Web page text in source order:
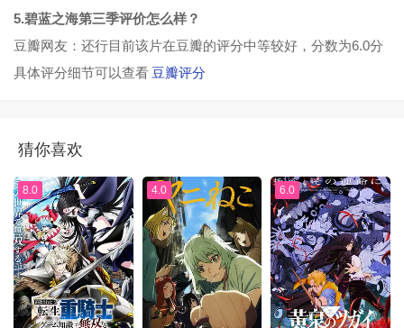
5.碧蓝之海第三季评价怎么样？
豆瓣网友：还行目前该片在豆瓣的评分中等较好，分数为6.0分
具体评分细节可以查看 豆瓣评分
猜你喜欢
8.0 4.0 6.0